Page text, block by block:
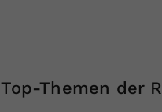
Top-Themen der